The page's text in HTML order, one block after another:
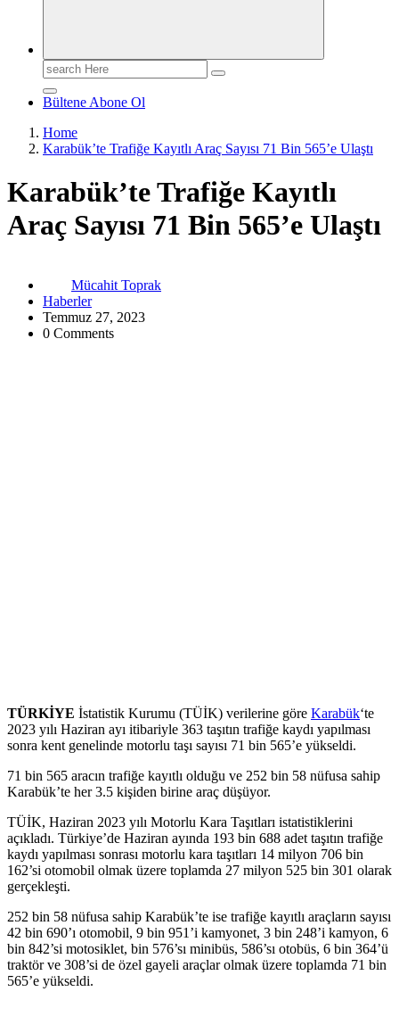
Search
for:
Bültene Abone Ol
Home
Karabük’te Trafiğe Kayıtlı Araç Sayısı 71 Bin 565’e Ulaştı
Karabük’te Trafiğe Kayıtlı
Araç Sayısı 71 Bin 565’e Ulaştı
Mücahit Toprak
Haberler
Temmuz 27, 2023
0 Comments
TÜRKİYE İstatistik Kurumu (TÜİK) verilerine göre Karabük‘te
2023 yılı Haziran ayı itibariyle 363 taşıtın trafiğe kaydı yapılması
sonra kent genelinde motorlu taşı sayısı 71 bin 565’e yükseldi.
71 bin 565 aracın trafiğe kayıtlı olduğu ve 252 bin 58 nüfusa sahip
Karabük’te her 3.5 kişiden birine araç düşüyor.
TÜİK, Haziran 2023 yılı Motorlu Kara Taşıtları istatistiklerini
açıkladı. Türkiye’de Haziran ayında 193 bin 688 adet taşıtın trafiğe
kaydı yapılması sonrası motorlu kara taşıtları 14 milyon 706 bin
162’si otomobil olmak üzere toplamda 27 milyon 525 bin 301 olarak
gerçekleşti.
252 bin 58 nüfusa sahip Karabük’te ise trafiğe kayıtlı araçların sayısı
42 bin 690’ı otomobil, 9 bin 951’i kamyonet, 3 bin 248’i kamyon, 6
bin 842’si motosiklet, bin 576’sı minibüs, 586’sı otobüs, 6 bin 364’ü
traktör ve 308’si de özel gayeli araçlar olmak üzere toplamda 71 bin
565’e yükseldi.